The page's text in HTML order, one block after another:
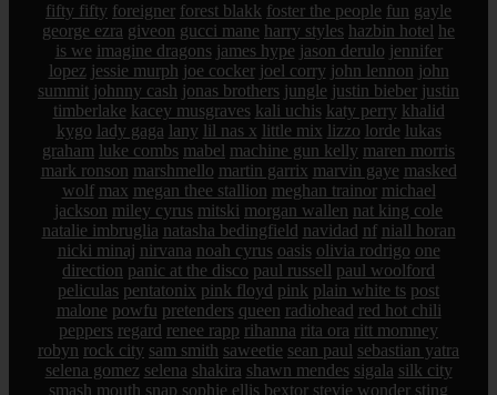
fifty fifty foreigner forest blakk foster the people fun gayle
george ezra giveon gucci mane harry styles hazbin hotel he
is we imagine dragons james hype jason derulo jennifer
lopez jessie murph joe cocker joel corry john lennon john
summit johnny cash jonas brothers jungle justin bieber justin
timberlake kacey musgraves kali uchis katy perry khalid
kygo lady gaga lany lil nas x little mix lizzo lorde lukas
graham luke combs mabel machine gun kelly maren morris
mark ronson marshmello martin garrix marvin gaye masked
wolf max megan thee stallion meghan trainor michael
jackson miley cyrus mitski morgan wallen nat king cole
natalie imbruglia natasha bedingfield navidad nf niall horan
nicki minaj nirvana noah cyrus oasis olivia rodrigo one
direction panic at the disco paul russell paul woolford
peliculas pentatonix pink floyd pink plain white ts post
malone powfu pretenders queen radiohead red hot chili
peppers regard renee rapp rihanna rita ora ritt momney
robyn rock city sam smith saweetie sean paul sebastian yatra
selena gomez selena shakira shawn mendes sigala silk city
smash mouth snap sophie ellis bextor stevie wonder sting